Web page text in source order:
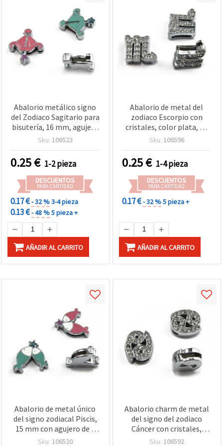
Abalorio metálico signo
del Zodiaco Sagitario para
bisutería, 16 mm, agujero
8 mm
Sku: 106523
0.25€ 1-2 pieza
DESCUENTOS
PARA CANTIDAD
0.17 €- 32 %3-4 pieza
0.13 €- 48 %5 pieza +
AÑADIR AL CARRITO
Abalorio de metal del
zodiaco Escorpio con
cristales, color plata, 11
mm, agujero grande de 8
bisutería y manualidades
Sku: 106596
0.25€ 1-4 pieza
DESCUENTOS
PARA CANTIDAD
0.17 €- 32 %5 pieza +
AÑADIR AL CARRITO
Abalorio de metal único
del signo zodiacal Piscis,
15 mm con agujero de 8
mm – perfecto para
Sku: 106520
Abalorio charm de metal
del signo del zodiaco
Cáncer con cristales,
color plata, 11 mm,
Sku: 106592